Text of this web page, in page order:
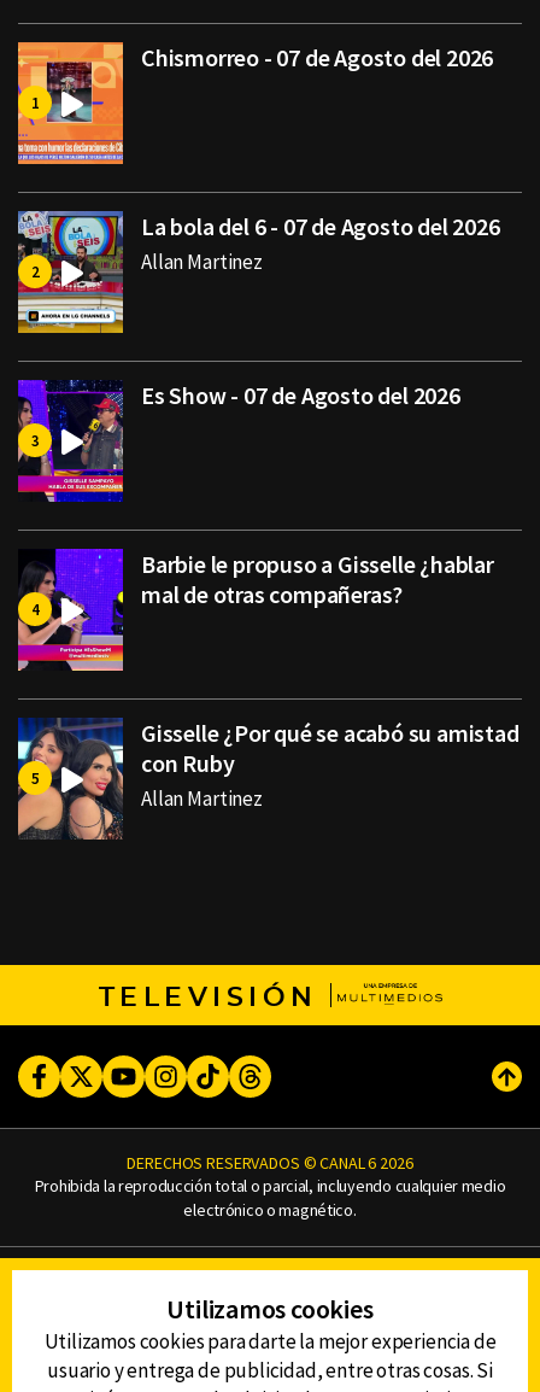
Chismorreo - 07 de Agosto del 2026
La bola del 6 - 07 de Agosto del 2026
Allan Martinez
Es Show - 07 de Agosto del 2026
Barbie le propuso a Gisselle ¿hablar
mal de otras compañeras?
Gisselle ¿Por qué se acabó su amistad
con Ruby
Allan Martinez
TELEVISIÓN
FacebookTwitterYoutubeInstagram
TikTokThreads
DERECHOS RESERVADOS © CANAL 6 2026
Prohibida la reproducción total o parcial, incluyendo cualquier medio
electrónico o magnético.
AVISO DE PRIVACIDAD
AVISO LEGAL
DEFENSORÍA DE LAS AUDIENCIAS
Utilizamos cookies
Utilizamos cookies para darte la mejor experiencia de
usuario y entrega de publicidad, entre otras cosas. Si